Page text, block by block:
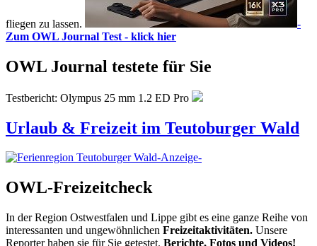
fliegen zu lassen.
-
Zum OWL Journal Test - klick hier
OWL Journal testete für Sie
Testbericht: Olympus 25 mm 1.2 ED Pro
Urlaub & Freizeit im Teutoburger Wald
-Anzeige-
OWL-Freizeitcheck
In der Region Ostwestfalen und Lippe gibt es eine ganze Reihe von
interessanten und ungewöhnlichen Freizeitaktivitäten. Unsere
Reporter haben sie für Sie getestet. Berichte, Fotos und Videos!